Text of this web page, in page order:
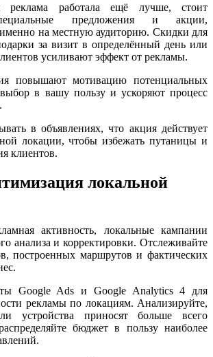
реклама работала ещё лучше, стоит
предложения и акции,
на местную аудиторию. Скидки для
за визит в определённый день или
усиливают эффект от рекламы.
повышают мотивацию потенциальных
выбор в вашу пользу и ускоряют процесс
в объявлениях, что акция действует
локации, чтобы избежать путаницы и
клиентов.
локальной
активность, локальные кампании
анализа и корректировки. Отслеживайте
построенных маршрутов и фактических
Google Ads и Google Analytics 4 для
рекламы по локациям. Анализируйте,
устройства приносят больше всего
бюджет в пользу наиболее